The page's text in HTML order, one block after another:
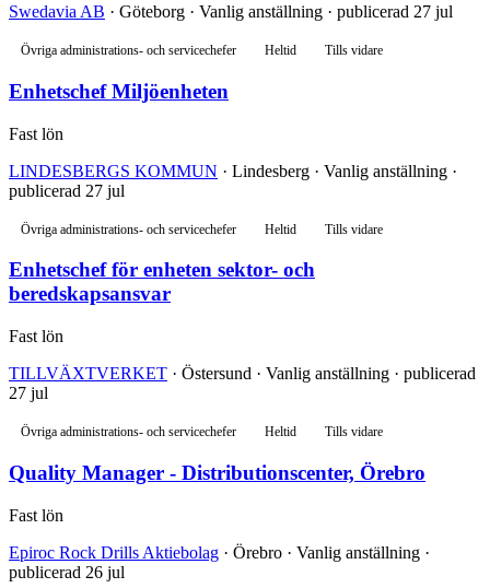
Swedavia AB · Göteborg · Vanlig anställning · publicerad 27 jul
Övriga administrations- och servicechefer Heltid Tills vidare
Enhetschef Miljöenheten
Fast lön
LINDESBERGS KOMMUN · Lindesberg · Vanlig anställning ·
publicerad 27 jul
Övriga administrations- och servicechefer Heltid Tills vidare
Enhetschef för enheten sektor- och
beredskapsansvar
Fast lön
TILLVÄXTVERKET · Östersund · Vanlig anställning · publicerad
27 jul
Övriga administrations- och servicechefer Heltid Tills vidare
Quality Manager - Distributionscenter, Örebro
Fast lön
Epiroc Rock Drills Aktiebolag · Örebro · Vanlig anställning ·
publicerad 26 jul